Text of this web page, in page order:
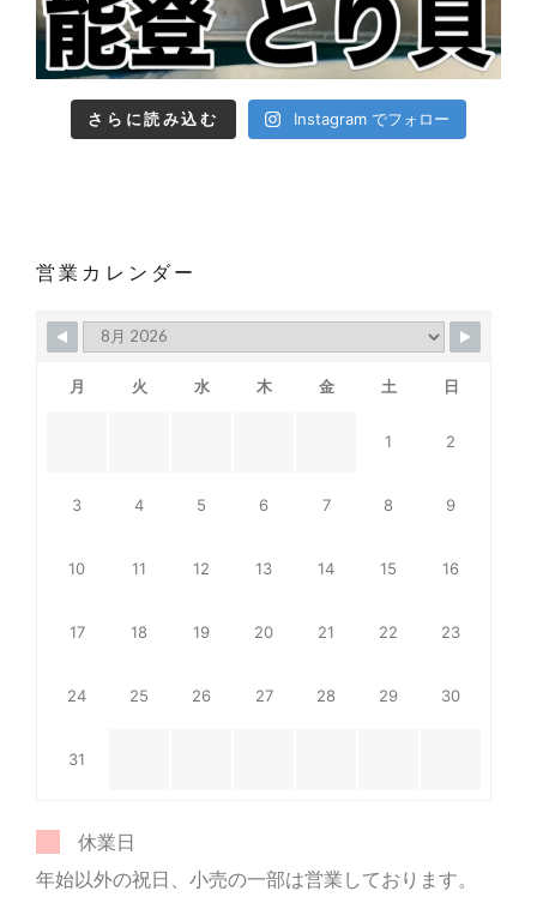
さらに読み込む Instagram でフォロー
営業カレンダー
月 火 水 木 金 土 日
1 2
3 4 5 6 7 8 9
10 11 12 13 14 15 16
17 18 19 20 21 22 23
24 25 26 27 28 29 30
31